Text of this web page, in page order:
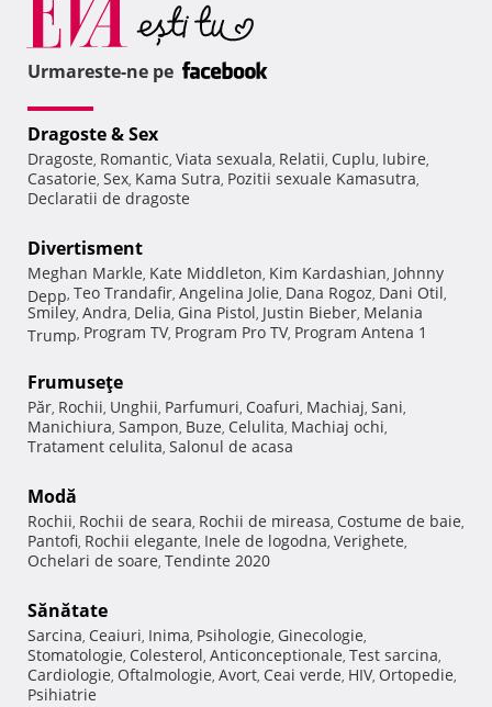
Urmareste-ne pe
Dragoste & Sex
Dragoste, Romantic, Viata sexuala, Relatii, Cuplu, Iubire,
Casatorie, Sex, Kama Sutra, Pozitii sexuale Kamasutra,
Declaratii de dragoste
Divertisment
Meghan Markle, Kate Middleton, Kim Kardashian, Johnny
Depp, Teo Trandafir, Angelina Jolie, Dana Rogoz, Dani Otil,
Smiley, Andra, Delia, Gina Pistol, Justin Bieber, Melania
Trump, Program TV, Program Pro TV, Program Antena 1
Frumuseţe
Păr, Rochii, Unghii, Parfumuri, Coafuri, Machiaj, Sani,
Manichiura, Sampon, Buze, Celulita, Machiaj ochi,
Tratament celulita, Salonul de acasa
Modă
Rochii, Rochii de seara, Rochii de mireasa, Costume de baie,
Pantofi, Rochii elegante, Inele de logodna, Verighete,
Ochelari de soare, Tendinte 2020
Sănătate
Sarcina, Ceaiuri, Inima, Psihologie, Ginecologie,
Stomatologie, Colesterol, Anticonceptionale, Test sarcina,
Cardiologie, Oftalmologie, Avort, Ceai verde, HIV, Ortopedie,
Psihiatrie